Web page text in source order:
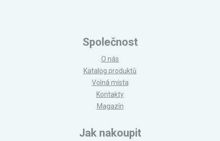
Společnost
O nás
Katalog produktů
Volná místa
Kontakty
Magazín
Jak nakoupit